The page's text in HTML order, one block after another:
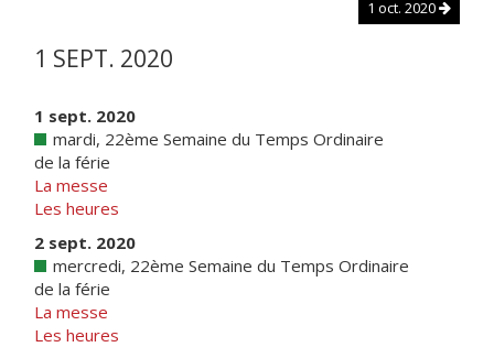
1 oct. 2020
1 SEPT. 2020
1 sept. 2020
mardi, 22ème Semaine du Temps Ordinaire
de la férie
La messe
Les heures
2 sept. 2020
mercredi, 22ème Semaine du Temps Ordinaire
de la férie
La messe
Les heures